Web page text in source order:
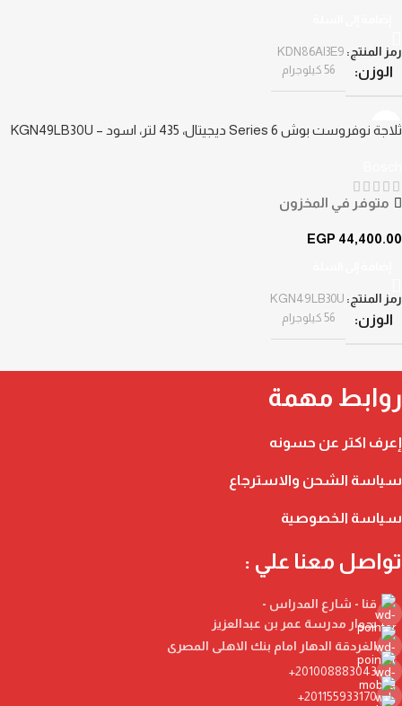
رمز المنتج: KDN86AI3E9
الوزن 56 كيلوجرام
ثلاجة نوفروست بوش Series 6 ديجيتال، 435 لتر، اسود – KGN49LB30U
متوفر في المخزون
EGP 44,400.00
رمز المنتج: KGN49LB30U
الوزن 56 كيلوجرام
روابط مهمة
إعرف اكتر عن حسونه
سياسة الشحن والاسترجاع
سياسة الخصوصية
تواصل معنا علي :
قنا - شارع المدراس -
بجوار مدرسة عمر بن عبدالعزيز
الغردقة الدهار امام بنك الاهلى المصرى
201008883043+
201155933170+